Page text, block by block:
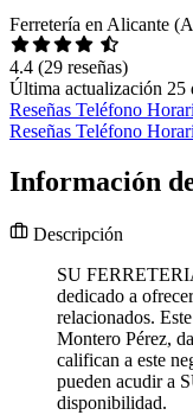
Ferretería en Alicante
4.4 (29 reseñas)
Última actualización 25
Reseñas Teléfono
Reseñas Teléfono
Información
Descripción
SU
dedicado a
relacionados.
Montero Pérez,
califican a este
pueden acudir a
disponibilidad.